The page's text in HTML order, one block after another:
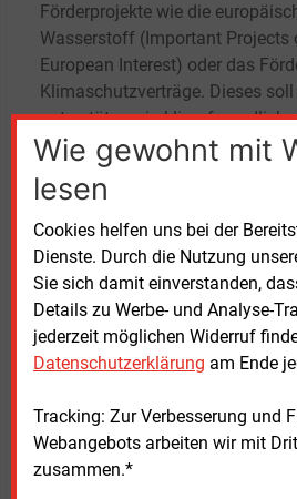
Wie gewohnt mit
lesen
Cookies helfen uns bei der
Dienste. Durch die Nutzung
Sie sich damit einverstanden,
Details zu Werbe- und Analyse-
jederzeit möglichen Widerruf
Datenschutzerklärung am Ende
Tracking: Zur Verbesserung und
Webangebots arbeiten wir mit
zusammen.*
Förderprojekte wie die
Wasserstoff (Important Projects
European Interest) oder das
Klimaschutzverträge. Dieses soll
unterstützen, in
investieren, die sich ohne
würden.
Den geförderten Unternehmen
Förderung gezahlt, die
einer konventionellen
(Contracts for Difference).
zuständige Bundesministerium
Klimaschutz ein, dass der
eine Reihe weiterer –
Förderinstrumente geprüft und